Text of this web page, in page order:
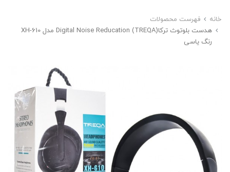
خانه
فهرست محصولات
هدست بلوتوث ترکا(TREQA) Digital Noise Reducation مدل XH-610
رنگ یاسی